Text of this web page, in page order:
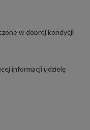
w dobrej kondycji
informacji udzielę